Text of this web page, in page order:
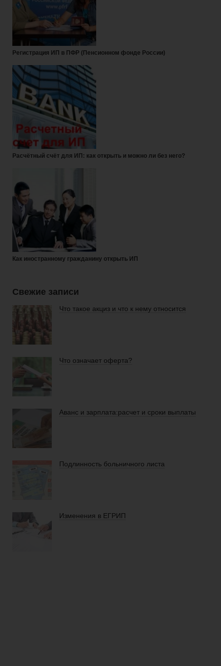
Регистрация ИП в ПФР (Пенсионном фонде России)
Расчётный счёт для ИП: как открыть и можно ли без него?
Как иностранному гражданину открыть ИП
Свежие записи
Что такое акциз и что к нему относится
Что означает оферта?
Аванс и зарплата:расчет и сроки выплаты
Подлинность больничного листа
Изменения в ЕГРИП